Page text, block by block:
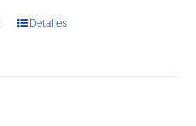
Detalles